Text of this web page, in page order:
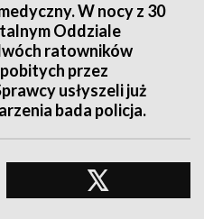
W nocy z 30
Oddziale
ratowników
przez
usłyszeli już
bada policja.